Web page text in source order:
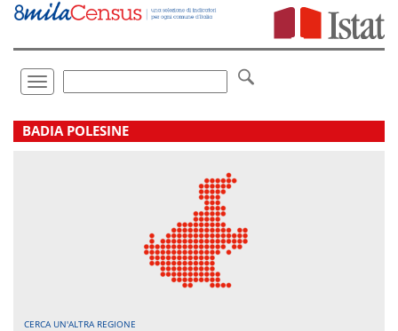
Vai
direttamente
Toggle
navigation
.
BADIA POLESINE
CERCA UN'ALTRA REGIONE